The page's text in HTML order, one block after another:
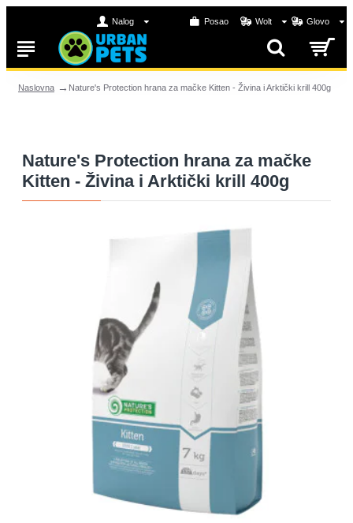
Nalog Posao Wolt Glovo
Naslovna Nature's Protection hrana za mačke Kitten - Živina i Arktički krill 400g
Nature's Protection hrana za mačke
Kitten - Živina i Arktički krill 400g